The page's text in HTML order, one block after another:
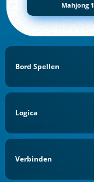
Mahjong 1
Bord Spellen
Logica
Verbinden